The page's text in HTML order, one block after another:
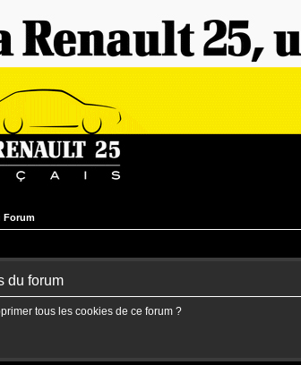
Forum
du forum
tous les cookies de ce forum ?